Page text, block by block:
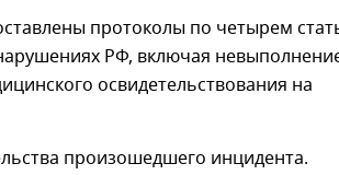
протоколы по четырем
РФ, включая
освидетельствования на
произошедшего инцидента.